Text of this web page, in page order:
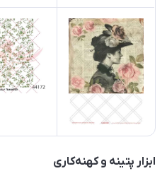
ابزار پتینه و کهنه‌کاری